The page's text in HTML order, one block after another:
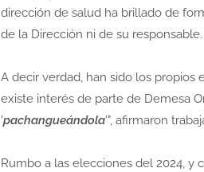
dirección de salud ha brillado de
de la Dirección ni de su responsable.
A decir verdad, han sido los
existe interés de parte de Demesa
'pachangueándola'", afirmaron
Rumbo a las elecciones del 2024, y